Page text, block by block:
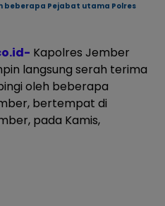
Pejabat utama Polres
Kapolres Jember
langsung serah terima
oleh beberapa
bertempat di
pada Kamis,